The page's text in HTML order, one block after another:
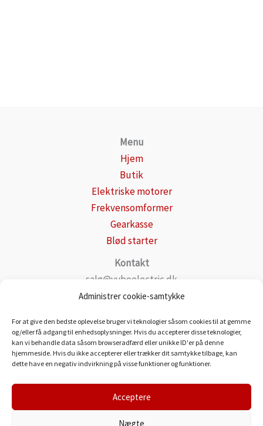
Administrer cookie-samtykke
For at give den bedste oplevelse bruger vi teknologier såsom cookies til at gemme
og/eller få adgang til enhedsoplysninger. Hvis du accepterer disse teknologier,
kan vi behandle data såsom browseradfærd eller unikke ID'er på denne
hjemmeside. Hvis du ikke accepterer eller trækker dit samtykke tilbage, kan
dette have en negativ indvirkning på visse funktioner og funktioner.
Acceptere
Nægte
Menu
Hjem
Butik
Elektriske motorer
Frekvensomformer
Gearkasse
Blød starter
Kontakt
salg@vyboelectric.dk
+49 15123569470
Fortrolighedspolitik
Transportere
Kontakt